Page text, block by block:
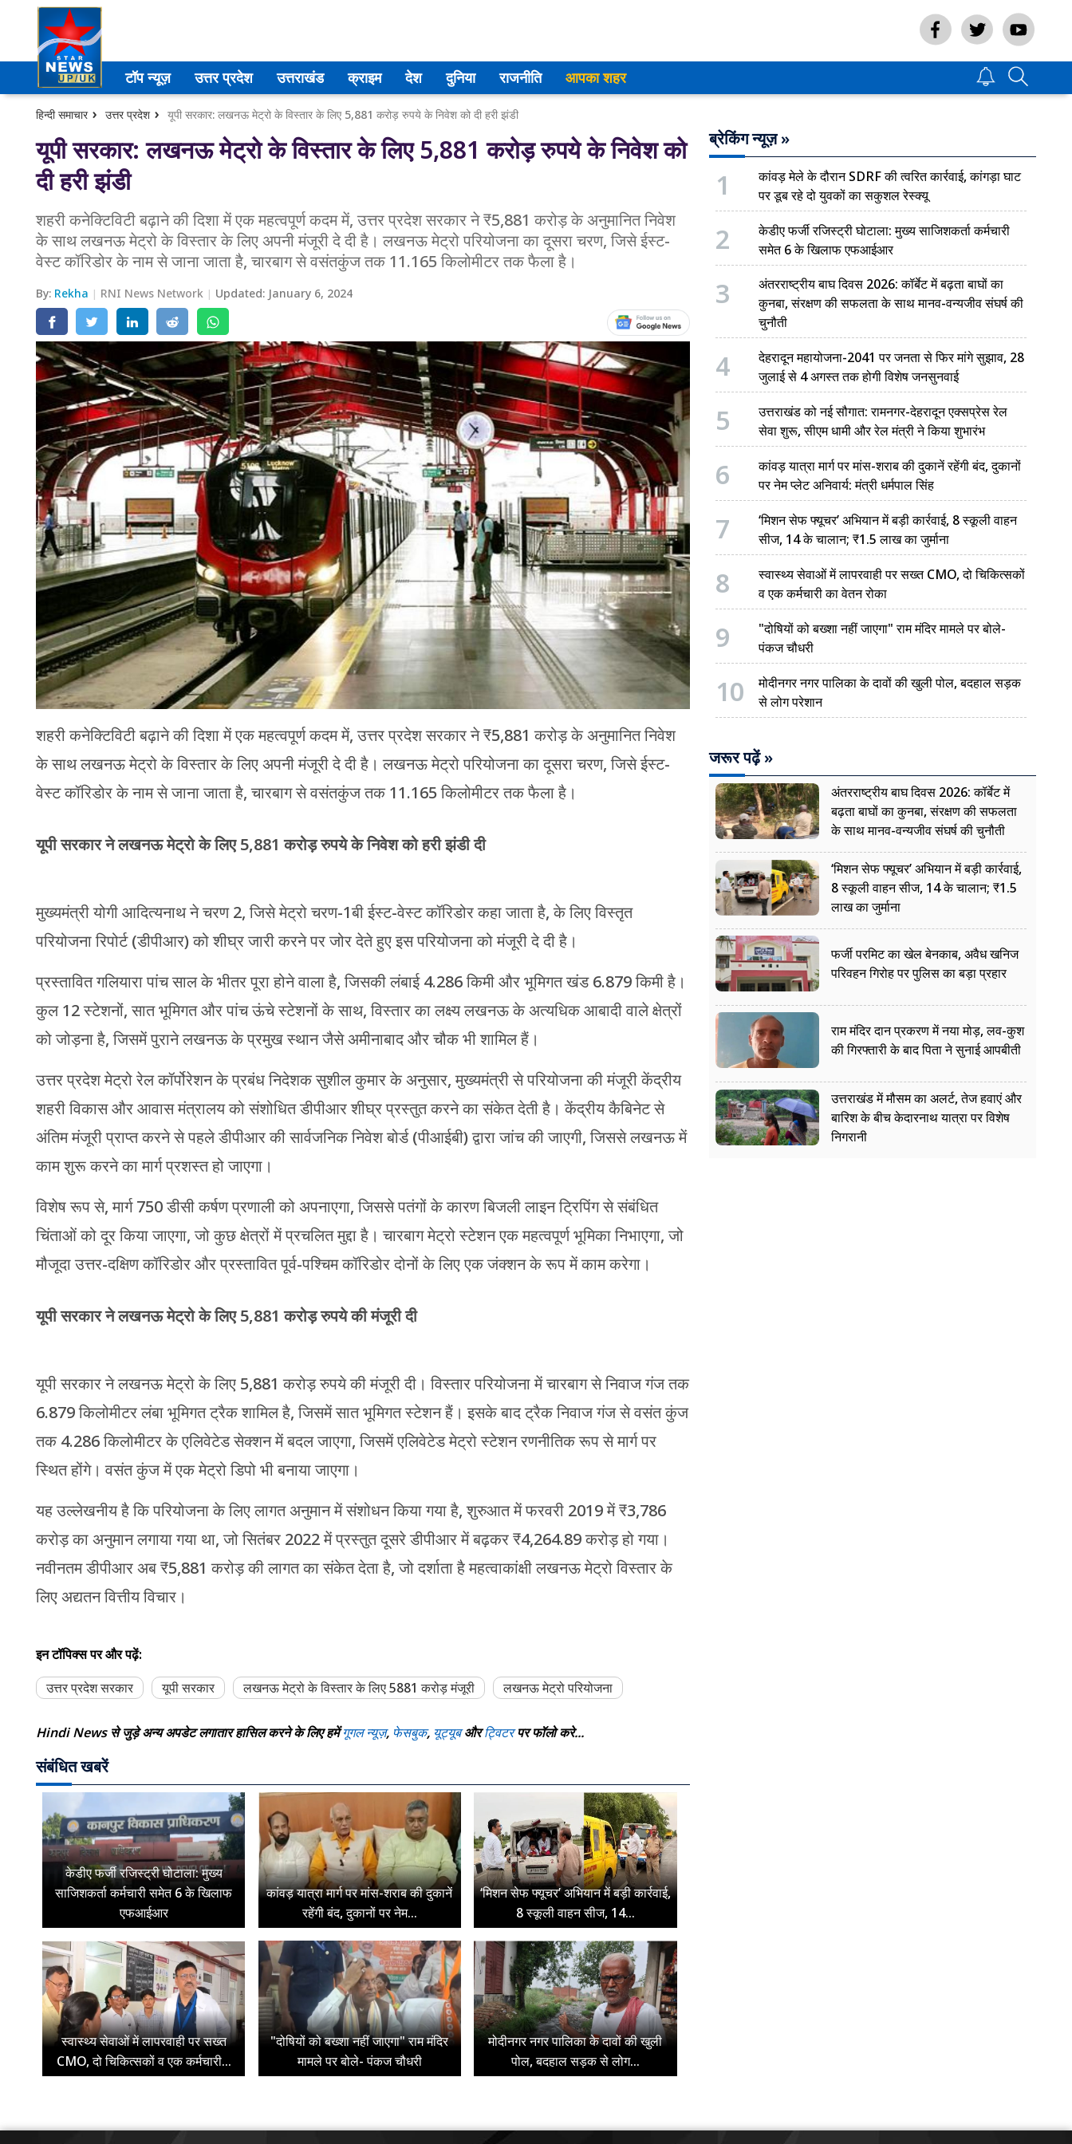
टॉप न्यूज़ उत्तर प्रदेश उत्तराखंड क्राइम देश दुनिया राजनीति आपका शहर
हिन्दी समाचार उत्तर प्रदेश यूपी सरकार: लखनऊ मेट्रो के विस्तार के लिए 5,881 करोड़ रुपये के निवेश को दी हरी झंडी
यूपी सरकार: लखनऊ मेट्रो के विस्तार के लिए 5,881 करोड़ रुपये के निवेश को
दी हरी झंडी
शहरी कनेक्टिविटी बढ़ाने की दिशा में एक महत्वपूर्ण कदम में, उत्तर प्रदेश सरकार ने ₹5,881 करोड़ के अनुमानित निवेश
के साथ लखनऊ मेट्रो के विस्तार के लिए अपनी मंजूरी दे दी है। लखनऊ मेट्रो परियोजना का दूसरा चरण, जिसे ईस्ट-
वेस्ट कॉरिडोर के नाम से जाना जाता है, चारबाग से वसंतकुंज तक 11.165 किलोमीटर तक फैला है।
By: Rekha RNI News Network Updated: January 6, 2024
शहरी कनेक्टिविटी बढ़ाने की दिशा में एक महत्वपूर्ण कदम में, उत्तर प्रदेश सरकार ने ₹5,881 करोड़ के अनुमानित निवेश
के साथ लखनऊ मेट्रो के विस्तार के लिए अपनी मंजूरी दे दी है। लखनऊ मेट्रो परियोजना का दूसरा चरण, जिसे ईस्ट-
वेस्ट कॉरिडोर के नाम से जाना जाता है, चारबाग से वसंतकुंज तक 11.165 किलोमीटर तक फैला है।
यूपी सरकार ने लखनऊ मेट्रो के लिए 5,881 करोड़ रुपये के निवेश को हरी झंडी दी
मुख्यमंत्री योगी आदित्यनाथ ने चरण 2, जिसे मेट्रो चरण-1बी ईस्ट-वेस्ट कॉरिडोर कहा जाता है, के लिए विस्तृत
परियोजना रिपोर्ट (डीपीआर) को शीघ्र जारी करने पर जोर देते हुए इस परियोजना को मंजूरी दे दी है।
प्रस्तावित गलियारा पांच साल के भीतर पूरा होने वाला है, जिसकी लंबाई 4.286 किमी और भूमिगत खंड 6.879 किमी है।
कुल 12 स्टेशनों, सात भूमिगत और पांच ऊंचे स्टेशनों के साथ, विस्तार का लक्ष्य लखनऊ के अत्यधिक आबादी वाले क्षेत्रों
को जोड़ना है, जिसमें पुराने लखनऊ के प्रमुख स्थान जैसे अमीनाबाद और चौक भी शामिल हैं।
उत्तर प्रदेश मेट्रो रेल कॉर्पोरेशन के प्रबंध निदेशक सुशील कुमार के अनुसार, मुख्यमंत्री से परियोजना की मंजूरी केंद्रीय
शहरी विकास और आवास मंत्रालय को संशोधित डीपीआर शीघ्र प्रस्तुत करने का संकेत देती है। केंद्रीय कैबिनेट से
अंतिम मंजूरी प्राप्त करने से पहले डीपीआर की सार्वजनिक निवेश बोर्ड (पीआईबी) द्वारा जांच की जाएगी, जिससे लखनऊ में
काम शुरू करने का मार्ग प्रशस्त हो जाएगा।
विशेष रूप से, मार्ग 750 डीसी कर्षण प्रणाली को अपनाएगा, जिससे पतंगों के कारण बिजली लाइन ट्रिपिंग से संबंधित
चिंताओं को दूर किया जाएगा, जो कुछ क्षेत्रों में प्रचलित मुद्दा है। चारबाग मेट्रो स्टेशन एक महत्वपूर्ण भूमिका निभाएगा, जो
मौजूदा उत्तर-दक्षिण कॉरिडोर और प्रस्तावित पूर्व-पश्चिम कॉरिडोर दोनों के लिए एक जंक्शन के रूप में काम करेगा।
यूपी सरकार ने लखनऊ मेट्रो के लिए 5,881 करोड़ रुपये की मंजूरी दी
यूपी सरकार ने लखनऊ मेट्रो के लिए 5,881 करोड़ रुपये की मंजूरी दी। विस्तार परियोजना में चारबाग से निवाज गंज तक
6.879 किलोमीटर लंबा भूमिगत ट्रैक शामिल है, जिसमें सात भूमिगत स्टेशन हैं। इसके बाद ट्रैक निवाज गंज से वसंत कुंज
तक 4.286 किलोमीटर के एलिवेटेड सेक्शन में बदल जाएगा, जिसमें एलिवेटेड मेट्रो स्टेशन रणनीतिक रूप से मार्ग पर
स्थित होंगे। वसंत कुंज में एक मेट्रो डिपो भी बनाया जाएगा।
यह उल्लेखनीय है कि परियोजना के लिए लागत अनुमान में संशोधन किया गया है, शुरुआत में फरवरी 2019 में ₹3,786
करोड़ का अनुमान लगाया गया था, जो सितंबर 2022 में प्रस्तुत दूसरे डीपीआर में बढ़कर ₹4,264.89 करोड़ हो गया।
नवीनतम डीपीआर अब ₹5,881 करोड़ की लागत का संकेत देता है, जो दर्शाता है महत्वाकांक्षी लखनऊ मेट्रो विस्तार के
लिए अद्यतन वित्तीय विचार।
इन टॉपिक्स पर और पढ़ें:
उत्तर प्रदेश सरकार
यूपी सरकार लखनऊ मेट्रो के विस्तार के लिए 5881 करोड़ मंजूरी लखनऊ मेट्रो परियोजना
Hindi News से जुड़े अन्य अपडेट लगातार हासिल करने के लिए हमेंगूगल न्यूज़, फेसबुक, यूट्यूबऔरट्विटरपर फॉलो करे...
संबंधित खबरें
केडीए फर्जी रजिस्ट्री घोटाला: मुख्य
साजिशकर्ता कर्मचारी समेत 6 के खिलाफ
एफआईआर
कांवड़ यात्रा मार्ग पर मांस-शराब की दुकानें
रहेंगी बंद, दुकानों पर नेम...
‘मिशन सेफ फ्यूचर’ अभियान में बड़ी कार्रवाई,
8 स्कूली वाहन सीज, 14...
स्वास्थ्य सेवाओं में लापरवाही पर सख्त
CMO, दो चिकित्सकों व एक कर्मचारी...
"दोषियों को बख्शा नहीं जाएगा" राम मंदिर
मामले पर बोले- पंकज चौधरी
मोदीनगर नगर पालिका के दावों की खुली
पोल, बदहाल सड़क से लोग...
ब्रेकिंग न्यूज़ »
1
कांवड़ मेले के दौरान SDRF की त्वरित कार्रवाई, कांगड़ा घाट
पर डूब रहे दो युवकों का सकुशल रेस्क्यू
2
केडीए फर्जी रजिस्ट्री घोटाला: मुख्य साजिशकर्ता कर्मचारी
समेत 6 के खिलाफ एफआईआर
3
अंतरराष्ट्रीय बाघ दिवस 2026: कॉर्बेट में बढ़ता बाघों का
कुनबा, संरक्षण की सफलता के साथ मानव-वन्यजीव संघर्ष की
चुनौती
4
देहरादून महायोजना-2041 पर जनता से फिर मांगे सुझाव, 28
जुलाई से 4 अगस्त तक होगी विशेष जनसुनवाई
5
उत्तराखंड को नई सौगात: रामनगर-देहरादून एक्सप्रेस रेल
सेवा शुरू, सीएम धामी और रेल मंत्री ने किया शुभारंभ
6
कांवड़ यात्रा मार्ग पर मांस-शराब की दुकानें रहेंगी बंद, दुकानों
पर नेम प्लेट अनिवार्य: मंत्री धर्मपाल सिंह
7
‘मिशन सेफ फ्यूचर’ अभियान में बड़ी कार्रवाई, 8 स्कूली वाहन
सीज, 14 के चालान; ₹1.5 लाख का जुर्माना
8
स्वास्थ्य सेवाओं में लापरवाही पर सख्त CMO, दो चिकित्सकों
व एक कर्मचारी का वेतन रोका
9
"दोषियों को बख्शा नहीं जाएगा" राम मंदिर मामले पर बोले-
पंकज चौधरी
10
मोदीनगर नगर पालिका के दावों की खुली पोल, बदहाल सड़क
से लोग परेशान
जरूर पढ़ें »
अंतरराष्ट्रीय बाघ दिवस 2026: कॉर्बेट में
बढ़ता बाघों का कुनबा, संरक्षण की सफलता
के साथ मानव-वन्यजीव संघर्ष की चुनौती
‘मिशन सेफ फ्यूचर’ अभियान में बड़ी कार्रवाई,
8 स्कूली वाहन सीज, 14 के चालान; ₹1.5
लाख का जुर्माना
फर्जी परमिट का खेल बेनकाब, अवैध खनिज
परिवहन गिरोह पर पुलिस का बड़ा प्रहार
राम मंदिर दान प्रकरण में नया मोड़, लव-कुश
की गिरफ्तारी के बाद पिता ने सुनाई आपबीती
उत्तराखंड में मौसम का अलर्ट, तेज हवाएं और
बारिश के बीच केदारनाथ यात्रा पर विशेष
निगरानी
उत्तर प्रदेश
अमेठी
आगरा
कानपुर
प्रयागराज
मेरठ
उत्तराखंड
अल्मोड़ा
चंपावत
चमोली
देहरादून
नैनीताल
बागेश्वर
हरिद्वार